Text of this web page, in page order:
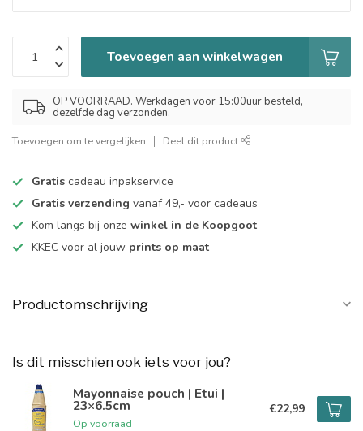
Toevoegen aan winkelwagen
OP VOORRAAD. Werkdagen voor 15:00uur besteld,
dezelfde dag verzonden.
Toevoegen om te vergelijken Deel dit product
Gratis cadeau inpakservice
Gratis verzending vanaf 49,- voor cadeaus
Kom langs bij onze winkel in de Koopgoot
KKEC voor al jouw prints op maat
Productomschrijving
Is dit misschien ook iets voor jou?
Mayonnaise pouch | Etui |
23×6.5cm
Op voorraad
€22,99